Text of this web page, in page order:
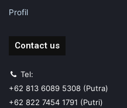
Profil
Contact us
Tel:
+62 813 6089 5308 (Putra)
+62 822 7454 1791 (Putri)